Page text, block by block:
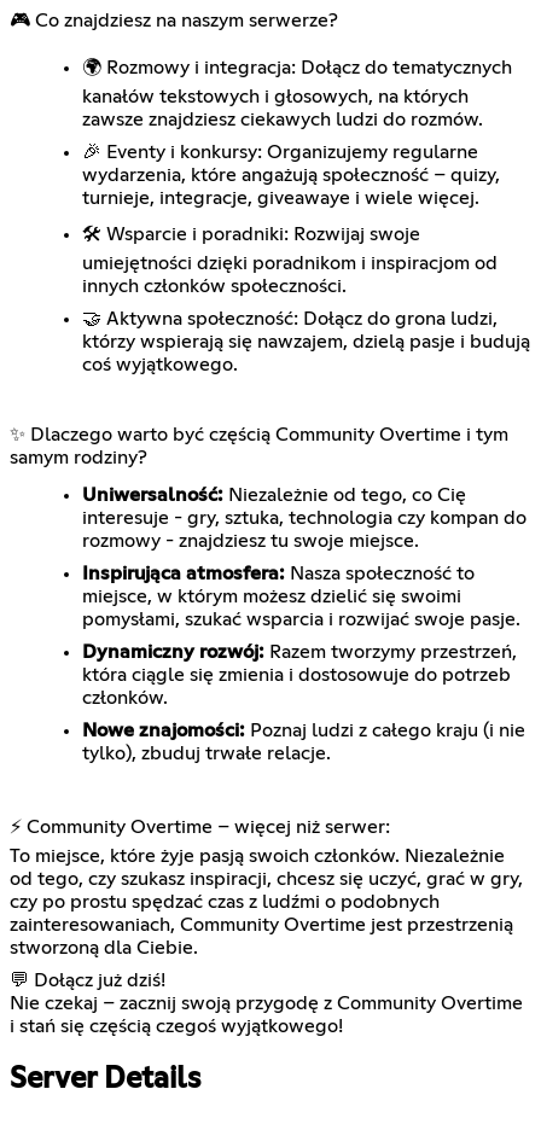
🎮 Co znajdziesz na naszym serwerze?
🌍 Rozmowy i integracja: Dołącz do tematycznych
kanałów tekstowych i głosowych, na których
zawsze znajdziesz ciekawych ludzi do rozmów.
🎉 Eventy i konkursy: Organizujemy regularne
wydarzenia, które angażują społeczność – quizy,
turnieje, integracje, giveawaye i wiele więcej.
🛠️ Wsparcie i poradniki: Rozwijaj swoje
umiejętności dzięki poradnikom i inspiracjom od
innych członków społeczności.
🤝 Aktywna społeczność: Dołącz do grona ludzi,
którzy wspierają się nawzajem, dzielą pasje i budują
coś wyjątkowego.
✨ Dlaczego warto być częścią Community Overtime i tym
samym rodziny?
Uniwersalność: Niezależnie od tego, co Cię
interesuje - gry, sztuka, technologia czy kompan do
rozmowy - znajdziesz tu swoje miejsce.
Inspirująca atmosfera: Nasza społeczność to
miejsce, w którym możesz dzielić się swoimi
pomysłami, szukać wsparcia i rozwijać swoje pasje.
Dynamiczny rozwój: Razem tworzymy przestrzeń,
która ciągle się zmienia i dostosowuje do potrzeb
członków.
Nowe znajomości: Poznaj ludzi z całego kraju (i nie
tylko), zbuduj trwałe relacje.
⚡ Community Overtime – więcej niż serwer:
To miejsce, które żyje pasją swoich członków. Niezależnie
od tego, czy szukasz inspiracji, chcesz się uczyć, grać w gry,
czy po prostu spędzać czas z ludźmi o podobnych
zainteresowaniach, Community Overtime jest przestrzenią
stworzoną dla Ciebie.
💬 Dołącz już dziś!
Nie czekaj – zacznij swoją przygodę z Community Overtime
i stań się częścią czegoś wyjątkowego!
Server Details